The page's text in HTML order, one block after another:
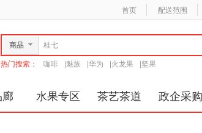
首页 配送范围
商品
热门搜索： 咖啡 魅族 华为 火龙果 坚果
廊 水果专区 茶艺茶道 政企采购